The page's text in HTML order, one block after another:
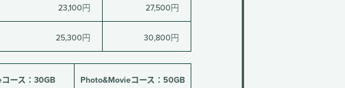
23,100円 27,500円
25,300円 30,800円
ース：30GB Photo&Movieコース：50GB